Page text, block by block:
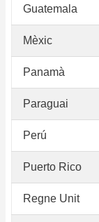
Guatemala
Mèxic
Panamà
Paraguai
Perú
Puerto Rico
Regne Unit